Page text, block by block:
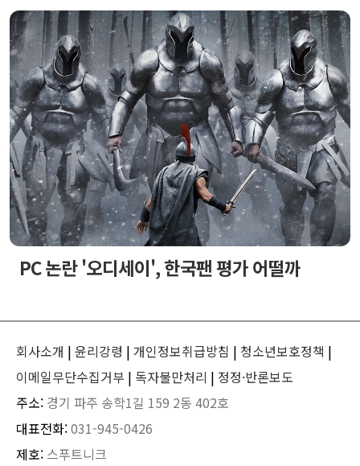
PC 논란 '오디세이', 한국팬 평가 어떨까
회사소개 | 윤리강령 | 개인정보취급방침 | 청소년보호정책 |
이메일무단수집거부 | 독자불만처리 | 정정·반론보도
주소: 경기 파주 송학1길 159 2동 402호
대표전화:031-945-0426
제호: 스푸트니크